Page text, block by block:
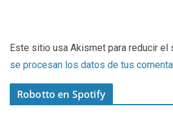
Este sitio usa Akismet para reducir el
se procesan los datos de tus
Robotto en Spotify